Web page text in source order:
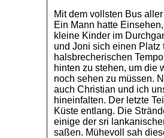
Mit dem vollsten Bus
Ein Mann hatte
kleine Kinder im
und Joni sich einen Platz
halsbrecherischen
hinten zu stehen, um die
noch sehen zu müssen.
auch Christian und ich
hineinfalten. Der letzte
Küste entlang. Die
einige der sri
saßen. Mühevoll sah